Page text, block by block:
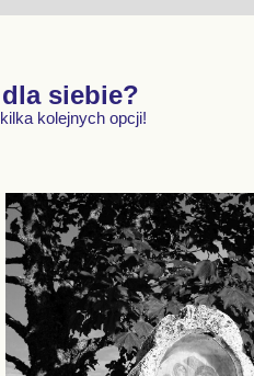
siebie?
kolejnych opcji!